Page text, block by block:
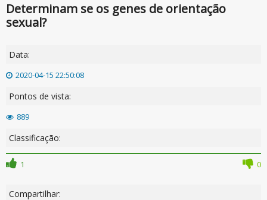
Determinam se os genes de orientação
sexual?
Data:
2020-04-15 22:50:08
Pontos de vista:
889
Classificação:
1 0
Compartilhar: